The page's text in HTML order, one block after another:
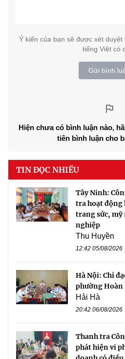
Ý kiến của bạn sẽ được xét duyệt
tiếng Việt có
Gửi bình
Hiện chưa có bình luận nào,
tiên bình luận cho
TIN ĐỌC NHIỀU
Tây Ninh:
tra hoạt động
trang sức, mỹ
nghiệp
Thu Huyền
12:42 05/08/2026
Hà Nội: Chỉ
phường Hoàn
Hải Hà
20:42 06/08/2026
Thanh tra
phát hiện vi